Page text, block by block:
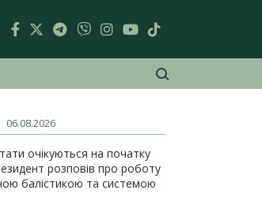
06.08.2026
очікуються на початку
розповів про роботу
балістикою та системою